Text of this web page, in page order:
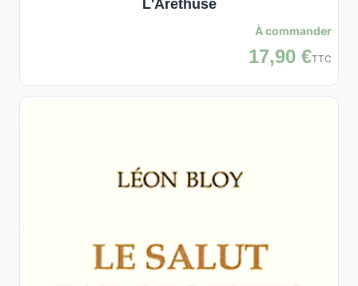
L'Aréthuse
À commander
17,90 €TTC